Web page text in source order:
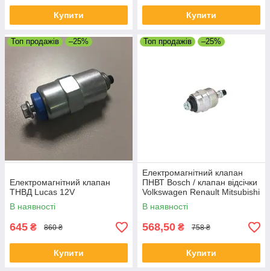
Купити Купити
Топ продажів –25%
Електромагнітний клапан
ТНВД Lucas 12V
В наявності
645 ₴ 860 ₴
Купити
Топ продажів –25%
Електромагнітний клапан
ПНВТ Bosch / клапан відсічки
Volkswagen Renault Mitsubishi
Fiat 1.9D
В наявності
568,50 ₴ 758 ₴
Купити